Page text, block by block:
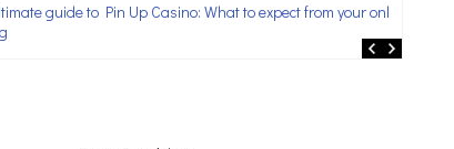
guide to Pin Up Casino: What to expect from your online